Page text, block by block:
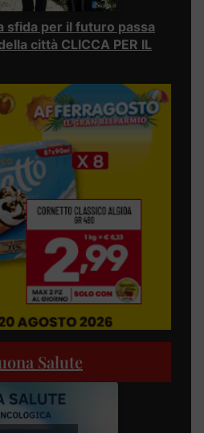
sfida per il futuro passa
città CLICCA PER IL
Salute